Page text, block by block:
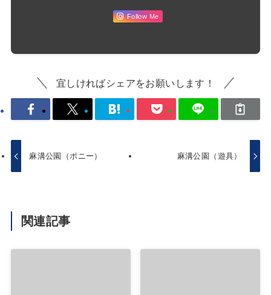
Follow Me
宜しければシェアをお願いします！
麻溝公園（ポニー） 麻溝公園（遊具）
関連記事